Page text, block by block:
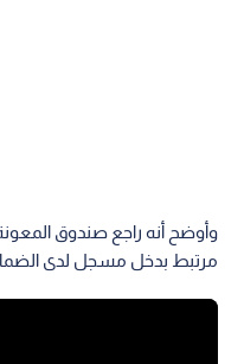
وأوضح أنه راجع صندوق
مرتبط بدخل مسجل لدى